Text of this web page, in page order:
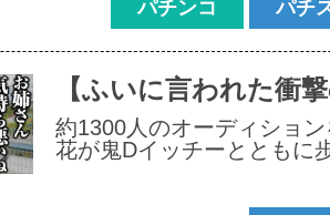
パチンコ パチ
【ふいに言われた衝
約1300人のオーディショ
花が鬼Dイッチーとともに